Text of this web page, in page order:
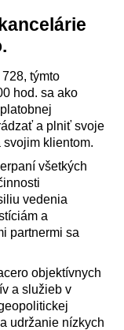
týmto
hod. sa ako
a plniť svoje
klientom.
všetkých
vedenia
a
partnermi sa
objektívnych
a služieb v
udržanie nízkych